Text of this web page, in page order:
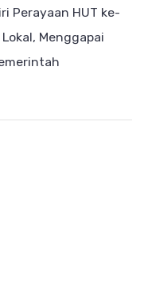
Perayaan HUT ke-
Menggapai